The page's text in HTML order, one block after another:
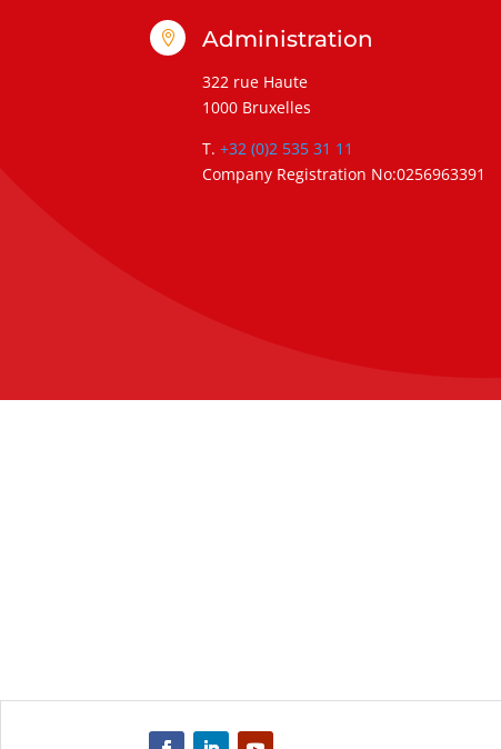
 Administration
322 rue Haute
1000 Bruxelles
T. +32 (0)2 535 31 11
Company Registration No:0256963391